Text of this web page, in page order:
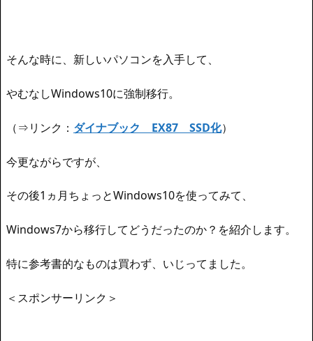
そんな時に、新しいパソコンを入手して、
やむなしWindows10に強制移行。
（⇒リンク： ダイナブック EX87 SSD化）
今更ながらですが、
その後1ヵ月ちょっとWindows10を使ってみて、
Windows7から移行してどうだったのか？を紹介します。
特に参考書的なものは買わず、いじってました。
＜スポンサーリンク＞